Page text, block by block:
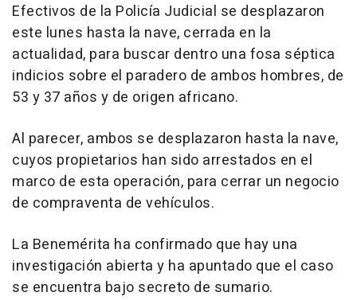
Efectivos de la Policía Judicial se desplazaron
este lunes hasta la nave, cerrada en la
actualidad, para buscar dentro una fosa séptica
indicios sobre el paradero de ambos hombres, de
53 y 37 años y de origen africano.
Al parecer, ambos se desplazaron hasta la nave,
cuyos propietarios han sido arrestados en el
marco de esta operación, para cerrar un negocio
de compraventa de vehículos.
La Benemérita ha confirmado que hay una
investigación abierta y ha apuntado que el caso
se encuentra bajo secreto de sumario.